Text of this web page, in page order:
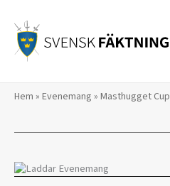
innehåll
Hem » Evenemang » Masthugget